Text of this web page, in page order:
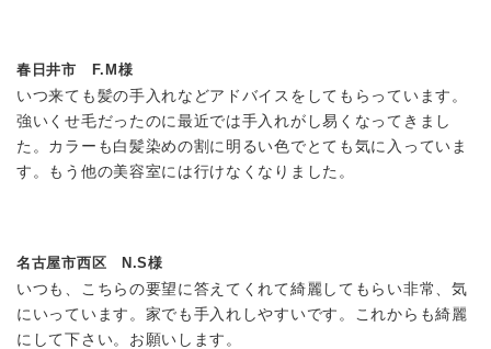
春日井市 F.M様
いつ来ても髪の手入れなどアドバイスをしてもらっています。
強いくせ毛だったのに最近では手入れがし易くなってきまし
た。カラーも白髪染めの割に明るい色でとても気に入っていま
す。もう他の美容室には行けなくなりました。
名古屋市西区 N.S様
いつも、こちらの要望に答えてくれて綺麗してもらい非常、気
にいっています。家でも手入れしやすいです。これからも綺麗
にして下さい。お願いします。